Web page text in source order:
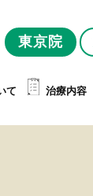
東京院
て 治療内容